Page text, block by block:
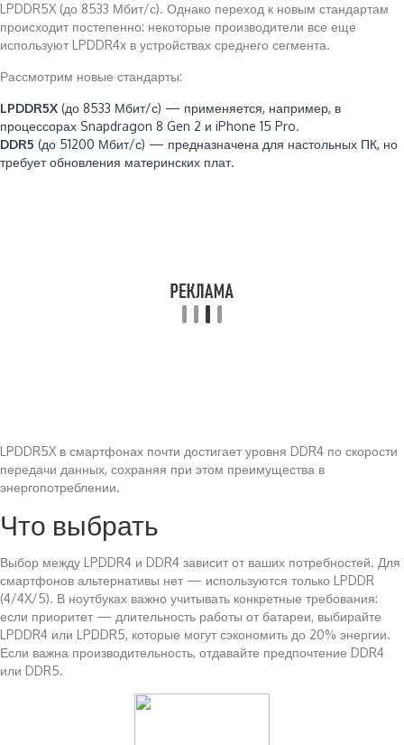
LPDDR5X (до 8533 Мбит/с). Однако переход к новым стандартам
происходит постепенно: некоторые производители все еще
используют LPDDR4x в устройствах среднего сегмента.
Рассмотрим новые стандарты:
LPDDR5X (до 8533 Мбит/с) — применяется, например, в
процессорах Snapdragon 8 Gen 2 и iPhone 15 Pro.
DDR5 (до 51200 Мбит/с) — предназначена для настольных ПК, но
требует обновления материнских плат.
LPDDR5X в смартфонах почти достигает уровня DDR4 по скорости
передачи данных, сохраняя при этом преимущества в
энергопотреблении.
Что выбрать
Выбор между LPDDR4 и DDR4 зависит от ваших потребностей. Для
смартфонов альтернативы нет — используются только LPDDR
(4/4X/5). В ноутбуках важно учитывать конкретные требования:
если приоритет — длительность работы от батареи, выбирайте
LPDDR4 или LPDDR5, которые могут сэкономить до 20% энергии.
Если важна производительность, отдавайте предпочтение DDR4
или DDR5.